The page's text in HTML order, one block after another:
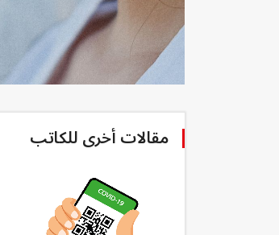
مقالات أخرى للكاتب